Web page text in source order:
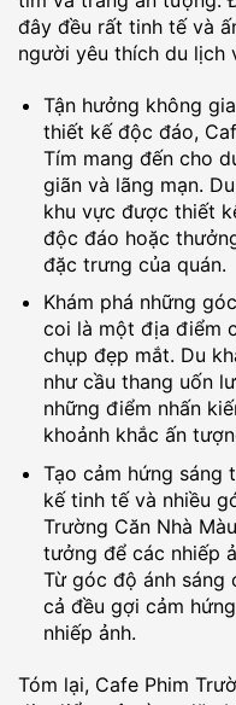
đây đều rất tinh tế và
người yêu thích du lịch
Tận hưởng không
thiết kế độc đáo,
Tím mang đến cho
giãn và lãng mạn.
khu vực được thiết
độc đáo hoặc
đặc trưng của quán.
Khám phá những
coi là một địa điểm
chụp đẹp mắt. Du
như cầu thang uốn
những điểm nhấn
khoảnh khắc ấn
Tạo cảm hứng sáng
kế tinh tế và nhiều
Trường Căn Nhà
tưởng để các nhiếp
Từ góc độ ánh sáng
cả đều gợi cảm
nhiếp ảnh.
Tóm lại, Cafe Phim